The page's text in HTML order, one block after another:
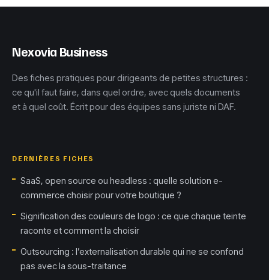
fiabiliser vos
Nexovia Business
Des fiches pratiques pour dirigeants de petites structures :
ce qu'il faut faire, dans quel ordre, avec quels documents
et à quel coût. Écrit pour des équipes sans juriste ni DAF.
DERNIÈRES FICHES
SaaS, open source ou headless : quelle solution e-
commerce choisir pour votre boutique ?
Signification des couleurs de logo : ce que chaque teinte
raconte et comment la choisir
Outsourcing : l’externalisation durable qui ne se confond
pas avec la sous-traitance